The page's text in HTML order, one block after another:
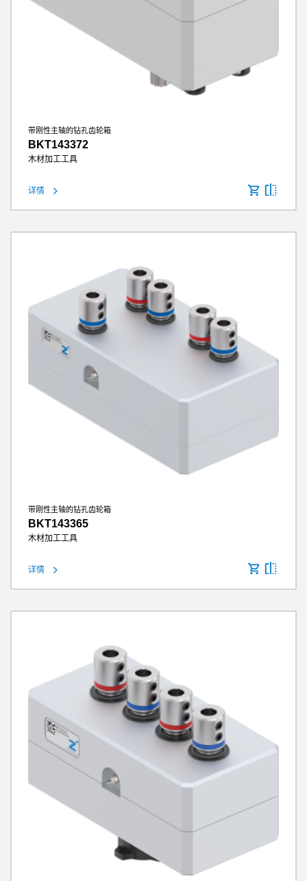
带刚性主轴的钻孔齿轮箱
BKT143372
木材加工工具
详情
带刚性主轴的钻孔齿轮箱
BKT143365
木材加工工具
详情